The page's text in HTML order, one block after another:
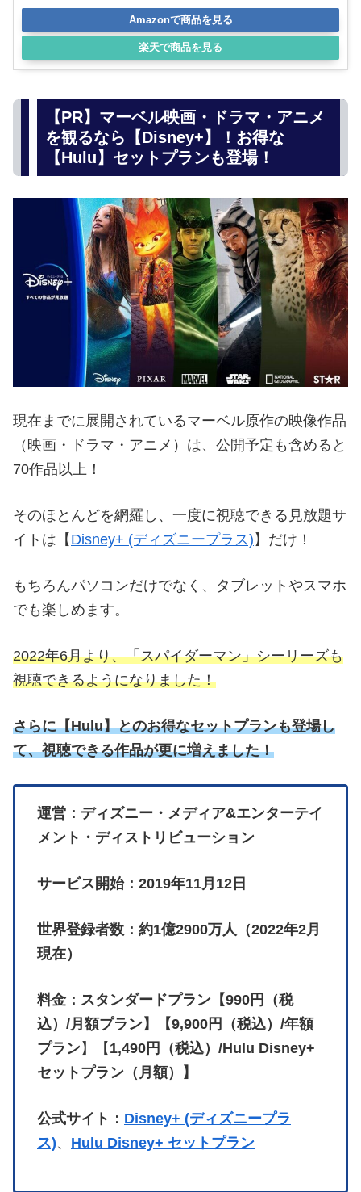
Amazonで商品を見る
楽天で商品を見る
【PR】マーベル映画・ドラマ・アニメ
を観るなら【Disney+】！お得な
【Hulu】セットプランも登場！
現在までに展開されているマーベル原作の映像作品
（映画・ドラマ・アニメ）は、公開予定も含めると
70作品以上！
そのほとんどを網羅し、一度に視聴できる見放題サ
イトは【 Disney+ (ディズニープラス) 】だけ！
もちろんパソコンだけでなく、タブレットやスマホ
でも楽しめます。
2022年6月より、「スパイダーマン」シーリーズも
視聴できるようになりました！
さらに【Hulu】とのお得なセットプランも登場し
て、視聴できる作品が更に増えました！
運営：ディズニー・メディア&エンターテイ
メント・ディストリビューション
サービス開始：2019年11月12日
世界登録者数：約1億2900万人（2022年2月
現在）
料金：スタンダードプラン【990円（税
込）/月額プラン】【9,900円（税込）/年額
プラン】【 1,490円（税込）/Hulu Disney+
セットプラン（月額）】
公式サイト： Disney+ (ディズニープラ
ス)、 Hulu Disney+ セットプラン